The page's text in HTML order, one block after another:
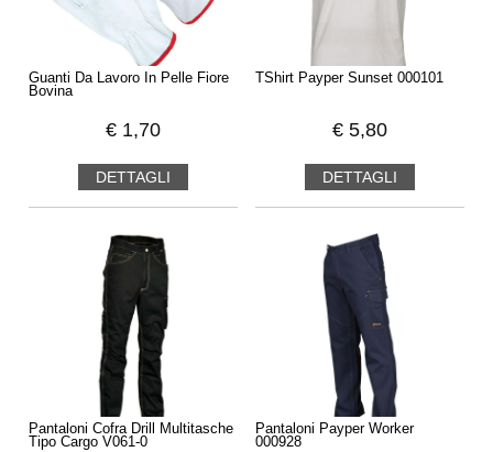
Protection, addirittura la Timberland serie Pro. Tutte scelte
tra i leader del mercato dell'antifortunistica e degli abiti da
lavoro con prodotti al massimo della affidabilità e qualità. Se
poi vi dovesse servire un consiglio su quale prodotto è più
adatto al vostro lavoro, chiamateci in negozio.
Guanti Da Lavoro In Pelle Fiore
Bovina
€ 1,70
DETTAGLI
TShirt Payper Sunset 000101
€ 5,80
DETTAGLI
Pantaloni Cofra Drill Multitasche
Tipo Cargo V061-0
Pantaloni Payper Worker
000928